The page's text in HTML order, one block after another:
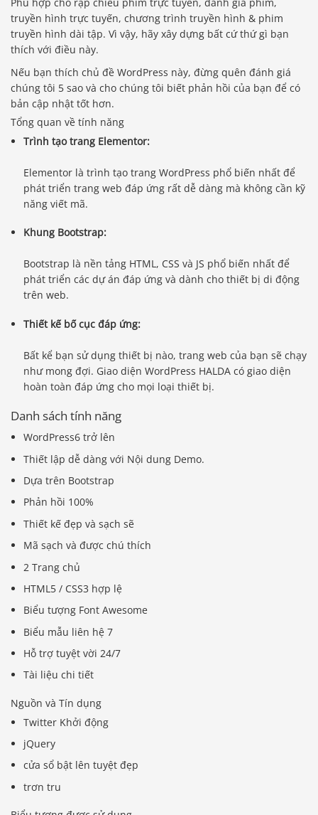
truyền hình trực tuyến, chương trình truyền hình & phim
truyền hình dài tập. Vì vậy, hãy xây dựng bất cứ thứ gì bạn
thích với điều này.
Nếu bạn thích chủ đề WordPress này, đừng quên đánh giá
chúng tôi 5 sao và cho chúng tôi biết phản hồi của bạn để có
bản cập nhật tốt hơn.
Tổng quan về tính năng
Trình tạo trang Elementor:
Elementor là trình tạo trang WordPress phổ biến nhất để
phát triển trang web đáp ứng rất dễ dàng mà không cần kỹ
năng viết mã.
Khung Bootstrap:
Bootstrap là nền tảng HTML, CSS và JS phổ biến nhất để
phát triển các dự án đáp ứng và dành cho thiết bị di động
trên web.
Thiết kế bố cục đáp ứng:
Bất kể bạn sử dụng thiết bị nào, trang web của bạn sẽ chạy
như mong đợi. Giao diện WordPress HALDA có giao diện
hoàn toàn đáp ứng cho mọi loại thiết bị.
Danh sách tính năng
WordPress6 trở lên
Thiết lập dễ dàng với Nội dung Demo.
Dựa trên Bootstrap
Phản hồi 100%
Thiết kế đẹp và sạch sẽ
Mã sạch và được chú thích
2 Trang chủ
HTML5 / CSS3 hợp lệ
Biểu tượng Font Awesome
Biểu mẫu liên hệ 7
Hỗ trợ tuyệt vời 24/7
Tài liệu chi tiết
Nguồn và Tín dụng
Twitter Khởi động
jQuery
cửa sổ bật lên tuyệt đẹp
trơn tru